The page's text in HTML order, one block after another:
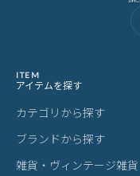
ITEM
アイテムを探す
カテゴリから探す
ブランドから探す
雑貨・ヴィンテージ雑貨